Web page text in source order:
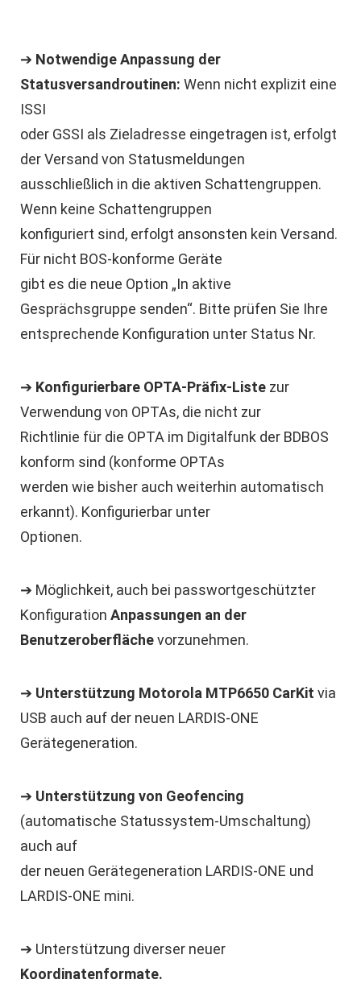
➔ Notwendige Anpassung der
Statusversandroutinen: Wenn nicht explizit eine
ISSI
oder GSSI als Zieladresse eingetragen ist, erfolgt
der Versand von Statusmeldungen
ausschließlich in die aktiven Schattengruppen.
Wenn keine Schattengruppen
konfiguriert sind, erfolgt ansonsten kein Versand.
Für nicht BOS-konforme Geräte
gibt es die neue Option „In aktive
Gesprächsgruppe senden“. Bitte prüfen Sie Ihre
entsprechende Konfiguration unter Status Nr.
➔ Konfigurierbare OPTA-Präfix-Liste zur
Verwendung von OPTAs, die nicht zur
Richtlinie für die OPTA im Digitalfunk der BDBOS
konform sind (konforme OPTAs
werden wie bisher auch weiterhin automatisch
erkannt). Konfigurierbar unter
Optionen.
➔ Möglichkeit, auch bei passwortgeschützter
Konfiguration Anpassungen an der
Benutzeroberflächevorzunehmen.
➔ Unterstützung Motorola MTP6650 CarKit via
USB auch auf der neuen LARDIS-ONE
Gerätegeneration.
➔ Unterstützung von Geofencing
(automatische Statussystem-Umschaltung)
auch auf
der neuen Gerätegeneration LARDIS-ONE und
LARDIS-ONE mini.
➔ Unterstützung diverser neuer
Koordinatenformate.